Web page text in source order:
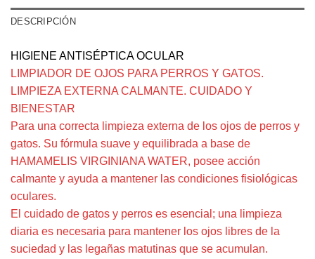
DESCRIPCIÓN
HIGIENE ANTISÉPTICA OCULAR
LIMPIADOR DE OJOS PARA PERROS Y GATOS.
LIMPIEZA EXTERNA CALMANTE. CUIDADO Y
BIENESTAR
Para una correcta limpieza externa de los ojos de perros y
gatos. Su fórmula suave y equilibrada a base de
HAMAMELIS VIRGINIANA WATER, posee acción
calmante y ayuda a mantener las condiciones fisiológicas
oculares.
El cuidado de gatos y perros es esencial; una limpieza
diaria es necesaria para mantener los ojos libres de la
suciedad y las legañas matutinas que se acumulan.